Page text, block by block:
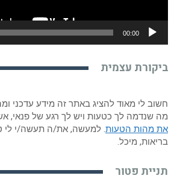
00:00
ביקורת עצמית
חשוב לי מאוד להציג באתר זה מידע עדכני
מה שנדמה לך כטעות ויש לך רגע של פנאי,
את מהות הטעות. למעשה, את/ה תעשה/י לי
בריאות, מיכל.
תניית פטור